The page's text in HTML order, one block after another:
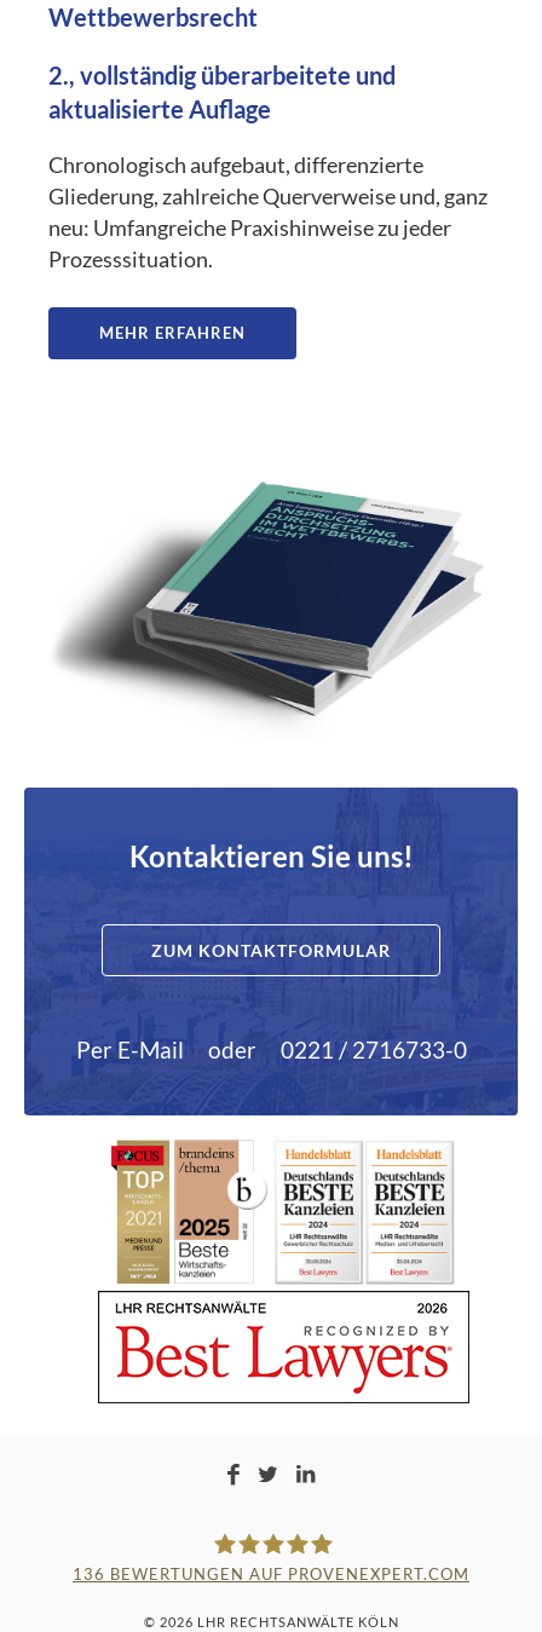
Wettbewerbsrecht
2., vollständig überarbeitete und
aktualisierte Auflage
Chronologisch aufgebaut, differenzierte
Gliederung, zahlreiche Querverweise und, ganz
neu: Umfangreiche Praxishinweise zu jeder
Prozesssituation.
MEHR ERFAHREN
Kontaktieren Sie uns!
ZUM KONTAKTFORMULAR
Per E-Mail oder 0221 / 2716733-0
LAMPMANN, HABERKAMM &
136 BEWERTUNGEN AUF PROVENEXPERT.COM
© 2026 LHR RECHTSANWÄLTE KÖLN